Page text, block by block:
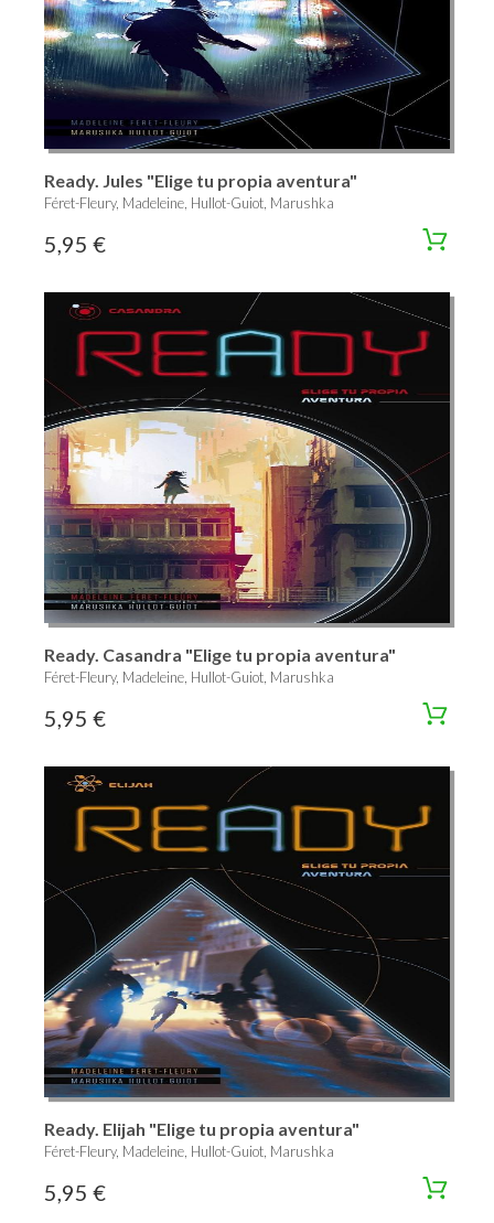
Ready. Jules "Elige tu propia aventura"
Féret-Fleury, Madeleine, Hullot-Guiot, Marushka
5,95 €
Ready. Casandra "Elige tu propia aventura"
Féret-Fleury, Madeleine, Hullot-Guiot, Marushka
5,95 €
Ready. Elijah "Elige tu propia aventura"
Féret-Fleury, Madeleine, Hullot-Guiot, Marushka
5,95 €